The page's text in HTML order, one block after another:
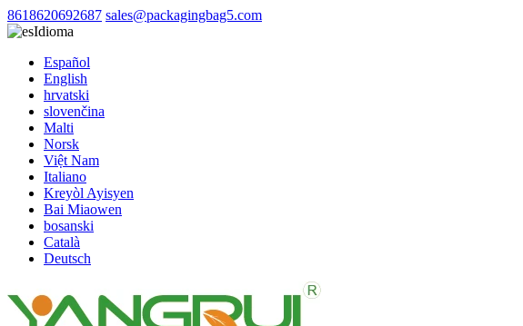
8618620692687 sales@packagingbag5.com
Idioma
Español
English
hrvatski
slovenčina
Malti
Norsk
Việt Nam
Italiano
Kreyòl Ayisyen
Bai Miaowen
bosanski
Català
Deutsch